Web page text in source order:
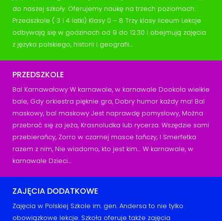
do naszej szkoły. Oferujemy naukę na trzech poziomach:
Przedszkole ( 3 i 4 latki) Klasy 0 – 8 Trzy klasy liceum Lekcje
odbywają się w godzinach od 9 do 12.30 i obejmują zajęcia
z języka polskiego, historii i geografii…
PRZEDSZKOLE
Bal Karnawałowy W karnawale, w karnawale Dookoła wielkie
bale, Gdy orkiestra pięknie gra, Dobry humor każdy ma! Bal
maskowy, bal maskowy Jest naprawdę pomysłowy, Można
przebrać się za jeża, Krasnoludka lub rycerza. Wszędzie sami
przebierańcy, Zorro w czarnej masce tańczy, I Smerfetka
razem z nim, Nie wiadomo, kto jest kim… W karnawale, w
karnawale Dzieci…
ZAJĘCIA DODATKOWE
Zajęcia w Polskiej Szkole im. gen. Andersa to nie tylko
obowiązkowe lekcje. Szkoła oferuje także zajęcia